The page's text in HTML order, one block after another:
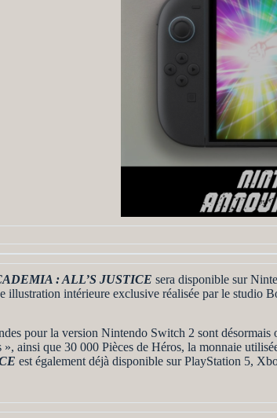
: ALL’S JUSTICE sera disponible sur
illustration intérieure exclusive réalisée par le studio
pour la version Nintendo Switch 2 sont
», ainsi que 30 000 Pièces de Héros, la monnaie
est également déjà disponible sur PlayStation 5,